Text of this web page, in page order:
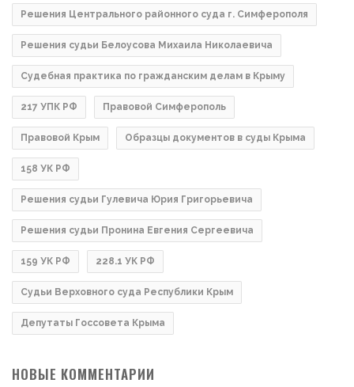
Решения Центрального районного суда г. Симферополя
Решения судьи Белоусова Михаила Николаевича
Судебная практика по гражданским делам в Крыму
217 УПК РФ Правовой Симферополь
Правовой Крым Образцы документов в суды Крыма
158 УК РФ
Решения судьи Гулевича Юрия Григорьевича
Решения судьи Пронина Евгения Сергеевича
159 УК РФ 228.1 УК РФ
Судьи Верховного суда Республики Крым
Депутаты Госсовета Крыма
НОВЫЕ КОММЕНТАРИИ